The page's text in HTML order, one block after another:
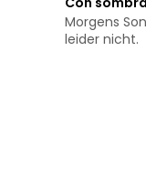
Morgens
leider nicht.